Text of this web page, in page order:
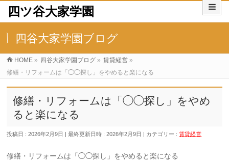
四ツ谷大家学園
四谷大家学園ブログ
HOME » 四谷大家学園ブログ » 賃貸経営 »
修繕・リフォームは「◯◯探し」をやめると楽になる
修繕・リフォームは「◯◯探し」をやめ
ると楽になる
投稿日 : 2026年2月9日 最終更新日時 : 2026年2月9日 カテゴリー :賃貸経営
修繕・リフォームは「◯◯探し」をやめると楽になる